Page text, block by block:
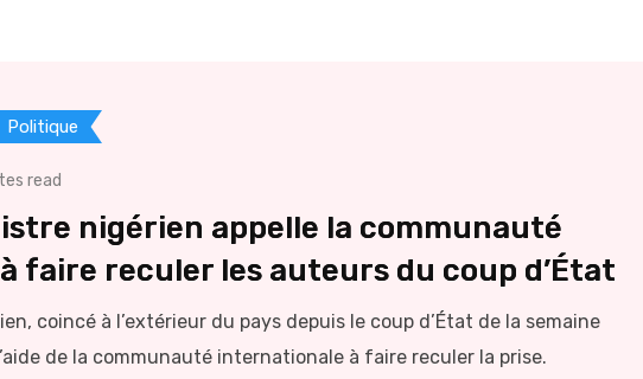
Politique
read
nigérien appelle la communauté
faire reculer les auteurs du coup d’État
coincé à l’extérieur du pays depuis le coup d’État de la semaine
de la communauté internationale à faire reculer la prise.